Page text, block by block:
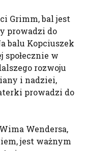
Grimm, bal jest
prowadzi do
balu Kopciuszek
społecznie w
rozwoju
i nadziei,
prowadzi do
Wima Wendersa,
jest ważnym